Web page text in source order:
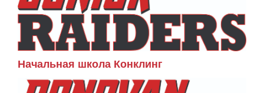
Начальная школа Конклинг